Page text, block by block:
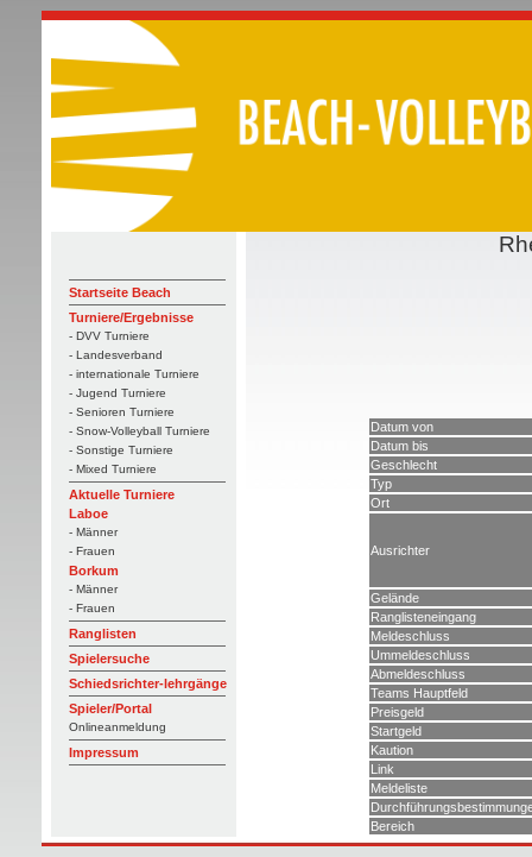
Startseite Beach
Turniere/Ergebnisse
- DVV Turniere
- Landesverband
- internationale Turniere
- Jugend Turniere
- Senioren Turniere
- Snow-Volleyball Turniere
- Sonstige Turniere
- Mixed Turniere
Aktuelle Turniere
Laboe
- Männer
- Frauen
Borkum
- Männer
- Frauen
Ranglisten
Spielersuche
Schiedsrichter-lehrgänge
Spieler/Portal
Onlineanmeldung
Impressum
Datum von
Datum bis
Geschlecht
Typ
Ort
Ausrichter
Gelände
Ranglisteneingang
Meldeschluss
Ummeldeschluss
Abmeldeschluss
Teams Hauptfeld
Preisgeld
Startgeld
Kaution
Link
Meldeliste
Bereich